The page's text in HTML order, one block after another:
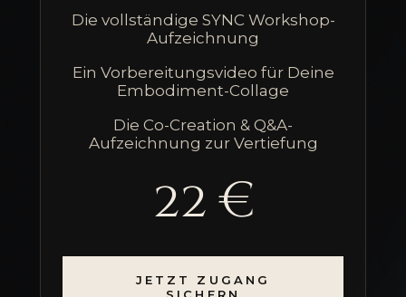
Die vollständige SYNC Workshop-
Aufzeichnung
Ein Vorbereitungsvideo für Deine
Embodiment-Collage
Die Co-Creation & Q&A-
Aufzeichnung zur Vertiefung
22 €
JETZT ZUGANG